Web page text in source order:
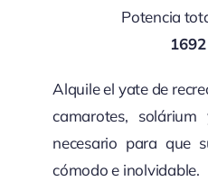
Potencia
Alquile el yate de
camarotes,
necesario para que
cómodo e inolvidable.